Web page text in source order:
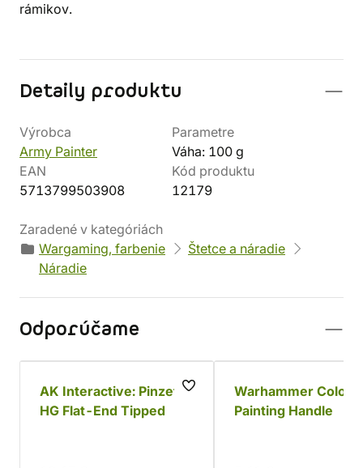
rámikov.
Detaily produktu
Výrobca
Army Painter
Parametre
Váha: 100 g
EAN
5713799503908
Kód produktu
12179
Zaradené v kategóriách
Wargaming, farbenie
Štetce a náradie
Náradie
Odporúčame
AK Interactive: Pinzeta
HG Flat-End Tipped
Warhammer Colour:
Painting Handle